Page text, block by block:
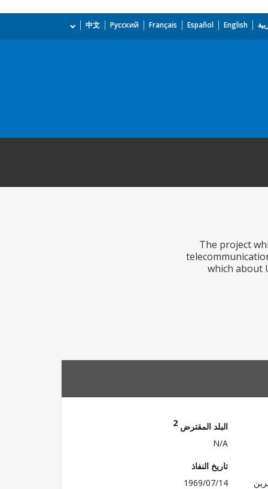
English
Español
Français
Русский
中文
The project
which about
البلد المقترض 2
N/A
تاريخ النفاذ
1969/07/14